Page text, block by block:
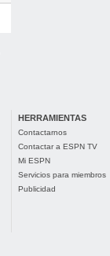
HERRAMIENTAS
Contactarnos
Contactar a ESPN TV
Mi ESPN
Servicios para miembros
Publicidad